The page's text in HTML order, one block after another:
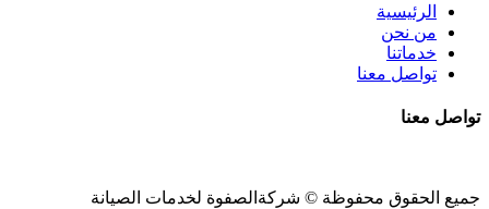
الرئيسية
من نحن
خدماتنا
تواصل معنا
تواصل معنا
جميع الحقوق محفوظة © شركةالصفوة لخدمات الصيانة